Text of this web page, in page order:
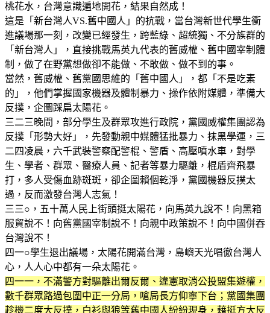
桃花水，台灣意識遍地開花，結果自然成！
這是「新台灣人VS.舊中國人」的抗戰，當台灣新世代學生衝
進議場那一刻，改變已經發生，跨藍綠、超統獨、不分族群的
「新台灣人」，直接挑戰馬英九代表的舊威權、舊中國宰制體
制，做了在野黨想做卻不能做、不敢做、做不到的事。
當然，舊威權、舊黨國思維的「舊中國人」，都「不是吃素
的」，他們掌握國家機器及體制暴力、操作依附媒體，準備大
反撲，企圖踩扁太陽花。
三二三晚間，部分學生及群眾攻進行政院，黨國威權集團認為
反撲「形勢大好」，先發動親中媒體猛批暴力、抹黑學運，三
二四凌晨，六千武裝警察配警棍、警盾、高壓噴水車，對學
生、學者、群眾、醫療人員、記者等暴力驅離，棍盾齊飛暴
打，多人受傷血跡斑斑，卻企圖賴個乾淨，黨國機器反撲太
過，反而激發台灣人志氣！
三三○，五十萬人民上街頭挺太陽花，向馬英九說不！向黑箱
服貿說不！向舊黨國宰制說不！向親中政策說不！向中國併吞
台灣說不！
四一○學生退出議場，太陽花開滿台灣，島嶼天光唱徹台灣人
心，人人心中都有一朵太陽花。
四一一，不滿警方對驅離出爾反爾、違憲取消公投盟集遊權，
數千群眾路過包圍中正一分局，嗆局長方仰寧下台；黨國集團
趁機二度大反撲，白衫與狼等舊中國人紛紛現身，藉挺方大反